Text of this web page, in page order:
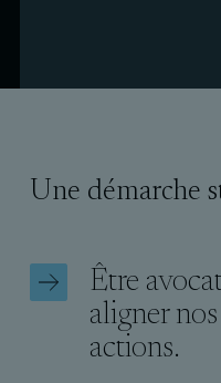
Une démarche
Être
aligner
actions.